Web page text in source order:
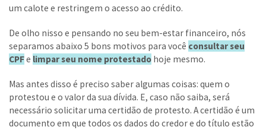
um calote e restringem o acesso ao crédito.
De olho nisso e pensando no seu bem-estar financeiro, nós
separamos abaixo 5 bons motivos para você consultar seu
CPFe limpar seu nome protestado hoje mesmo.
Mas antes disso é preciso saber algumas coisas: quem o
protestou e o valor da sua dívida. E, caso não saiba, será
necessário solicitar uma certidão de protesto. A certidão é um
documento em que todos os dados do credor e do título estão